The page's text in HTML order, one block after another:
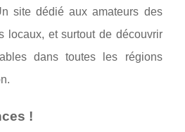
site dédié aux amateurs des
locaux, et surtout de découvrir
dans toutes les régions
!